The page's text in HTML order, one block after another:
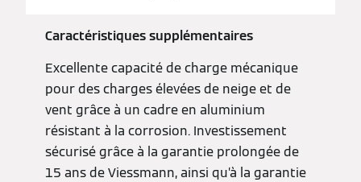
Caractéristiques supplémentaires
Excellente capacité de charge mécanique
pour des charges élevées de neige et de
vent grâce à un cadre en aluminium
résistant à la corrosion. Investissement
sécurisé grâce à la garantie prolongée de
15 ans de Viessmann, ainsi qu’à la garantie